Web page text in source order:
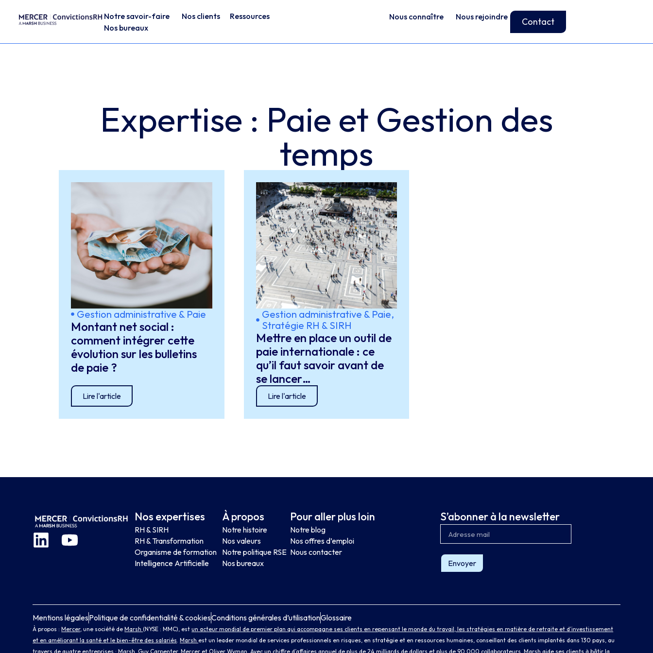
Notre savoir-faire Nos clients
Ressources
Nos bureaux
Nous connaître Nous rejoindre Contact
Expertise : Paie et Gestion des
temps
Gestion administrative & Paie
Montant net social :
comment intégrer cette
évolution sur les bulletins
de paie ?
Lire l'article
Gestion administrative & Paie,
Stratégie RH & SIRH
Mettre en place un outil de
paie internationale : ce
qu’il faut savoir avant de
se lancer…
Lire l'article
Nos expertises
RH & SIRH
RH & Transformation
Organisme de formation
Intelligence Artificielle
À propos
Notre histoire
Nos valeurs
Notre politique RSE
Nos bureaux
Pour aller plus loin
Notre blog
Nos offres d’emploi
Nous contacter
S’abonner à la newsletter
Envoyer
Mentions légalesPolitique de confidentialité & cookiesConditions générales d’utilisationGlossaire
À propos :Mercer, une société deMarsh(NYSE : MMC), estun acteur mondial de premier plan qui accompagne ses clients en repensant le monde du travail, les stratégies en matière de retraite et d’investissement
et en améliorant la santé et le bien-être des salariés.Marsh est un leader mondial de services professionnels en risques, en stratégie et en ressources humaines, conseillant des clients implantés dans 130 pays, au
travers de quatre entreprises :Marsh ,Guy Carpenter, Mercer etOliver Wyman . Avec un chiffre d’affaires annuel de plus de 24 milliards de dollars et plus de 90 000 collaborateurs, Marsh aide ses clients à bâtir la